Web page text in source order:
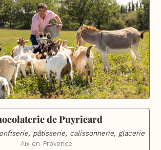
de Puyricard
pâtisserie, calissonnerie, glacerie
Aix-en-Provence